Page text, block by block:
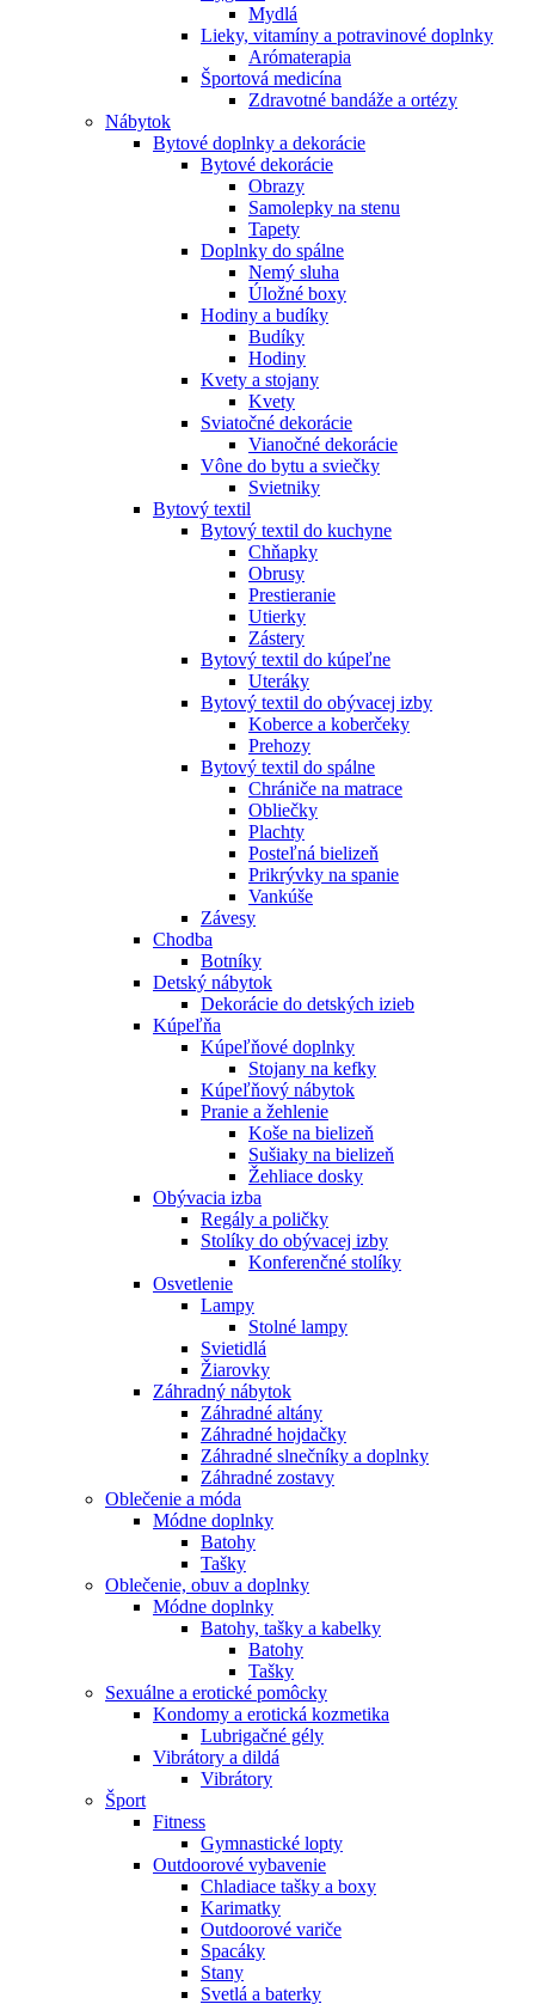
Mydlá
Lieky, vitamíny a potravinové doplnky
Arómaterapia
Športová medicína
Zdravotné bandáže a ortézy
Nábytok
Bytové doplnky a dekorácie
Bytové dekorácie
Obrazy
Samolepky na stenu
Tapety
Doplnky do spálne
Nemý sluha
Úložné boxy
Hodiny a budíky
Budíky
Hodiny
Kvety a stojany
Kvety
Sviatočné dekorácie
Vianočné dekorácie
Vône do bytu a sviečky
Svietniky
Bytový textil
Bytový textil do kuchyne
Chňapky
Obrusy
Prestieranie
Utierky
Zástery
Bytový textil do kúpeľne
Uteráky
Bytový textil do obývacej izby
Koberce a koberčeky
Prehozy
Bytový textil do spálne
Chrániče na matrace
Obliečky
Plachty
Posteľná bielizeň
Prikrývky na spanie
Vankúše
Závesy
Chodba
Botníky
Detský nábytok
Dekorácie do detských izieb
Kúpeľňa
Kúpeľňové doplnky
Stojany na kefky
Kúpeľňový nábytok
Pranie a žehlenie
Koše na bielizeň
Sušiaky na bielizeň
Žehliace dosky
Obývacia izba
Regály a poličky
Stolíky do obývacej izby
Konferenčné stolíky
Osvetlenie
Lampy
Stolné lampy
Svietidlá
Žiarovky
Záhradný nábytok
Záhradné altány
Záhradné hojdačky
Záhradné slnečníky a doplnky
Záhradné zostavy
Oblečenie a móda
Módne doplnky
Batohy
Tašky
Oblečenie, obuv a doplnky
Módne doplnky
Batohy, tašky a kabelky
Batohy
Tašky
Sexuálne a erotické pomôcky
Kondomy a erotická kozmetika
Lubrigačné gély
Vibrátory a dildá
Vibrátory
Šport
Fitness
Gymnastické lopty
Outdoorové vybavenie
Chladiace tašky a boxy
Karimatky
Outdoorové variče
Spacáky
Stany
Svetlá a baterky